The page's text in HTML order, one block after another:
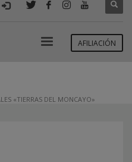
AFILIACIÓN
«TIERRAS DEL MONCAYO»